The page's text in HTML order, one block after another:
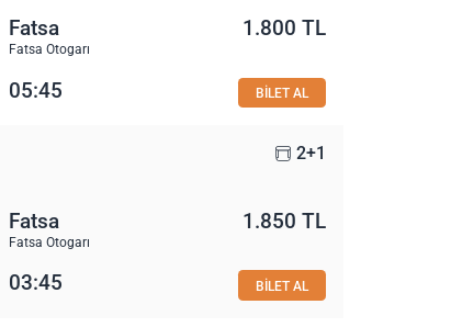
Fatsa
Fatsa Otogarı
1.800 TL
05:45 BİLET AL
2+1
Fatsa
Fatsa Otogarı
1.850 TL
03:45 BİLET AL